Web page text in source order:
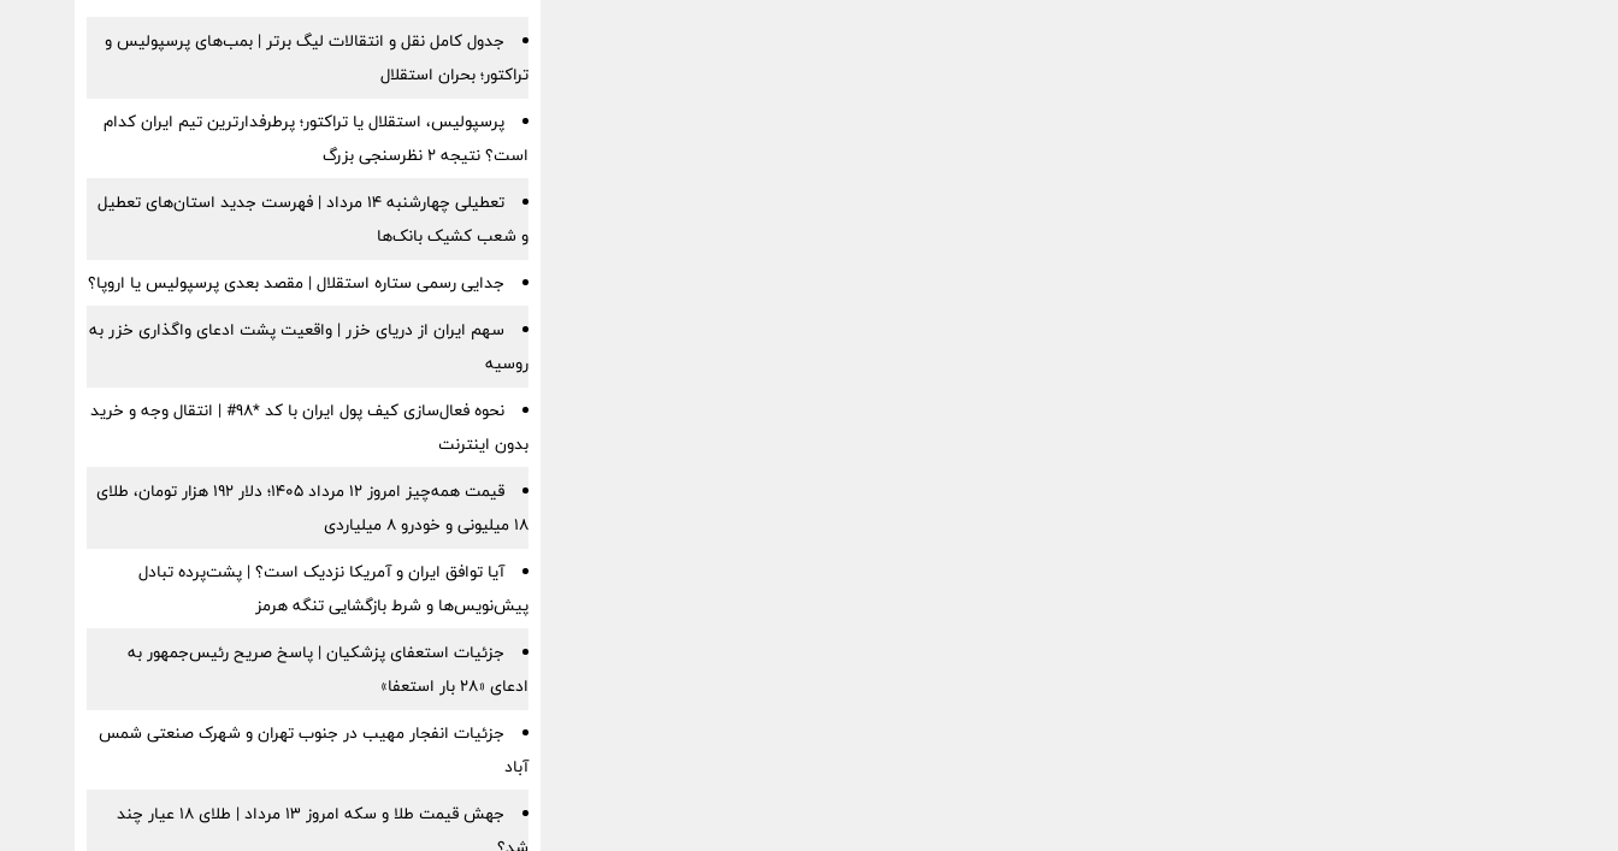
جدول کامل نقل و انتقالات لیگ برتر | بمب‌های پرسپولیس و
تراکتور؛ بحران استقلال
پرسپولیس، استقلال یا تراکتور؛ پرطرفدارترین تیم ایران کدام
است؟ نتیجه ۲ نظرسنجی بزرگ
تعطیلی چهارشنبه ۱۴ مرداد | فهرست جدید استان‌های تعطیل
و شعب کشیک بانک‌ها
جدایی رسمی ستاره استقلال | مقصد بعدی پرسپولیس یا اروپا؟
سهم ایران از دریای خزر | واقعیت پشت ادعای واگذاری خزر به
روسیه
نحوه فعال‌سازی کیف پول ایران با کد *98# | انتقال وجه و خرید
بدون اینترنت
قیمت همه‌چیز امروز ۱۲ مرداد ۱۴۰۵؛ دلار ۱۹۲ هزار تومان، طلای
۱۸ میلیونی و خودرو ۸ میلیاردی
آیا توافق ایران و آمریکا نزدیک است؟ | پشت‌پرده تبادل
پیش‌نویس‌ها و شرط بازگشایی تنگه هرمز
جزئیات استعفای پزشکیان | پاسخ صریح رئیس‌جمهور به
ادعای «۲۸ بار استعفا»
جزئیات انفجار مهیب در جنوب تهران و شهرک صنعتی شمس
آباد
جهش قیمت طلا و سکه امروز ۱۳ مرداد | طلای ۱۸ عیار چند